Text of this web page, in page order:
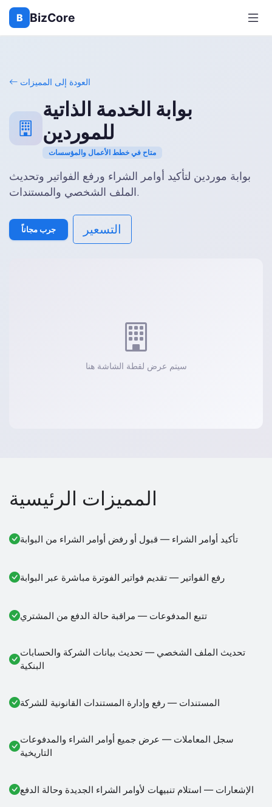
B BizCore
العودة إلى المميزات
بوابة الخدمة الذاتية
للموردين
متاح في خطط الأعمال والمؤسسات
بوابة موردين لتأكيد أوامر الشراء ورفع الفواتير وتحديث
الملف الشخصي والمستندات.
جرب مجاناً التسعير
سيتم عرض لقطة الشاشة هنا
المميزات الرئيسية
تأكيد أوامر الشراء — قبول أو رفض أوامر الشراء من البوابة
رفع الفواتير — تقديم فواتير الفوترة مباشرة عبر البوابة
تتبع المدفوعات — مراقبة حالة الدفع من المشتري
تحديث الملف الشخصي — تحديث بيانات الشركة والحسابات
البنكية
المستندات — رفع وإدارة المستندات القانونية للشركة
سجل المعاملات — عرض جميع أوامر الشراء والمدفوعات
التاريخية
الإشعارات — استلام تنبيهات لأوامر الشراء الجديدة وحالة الدفع